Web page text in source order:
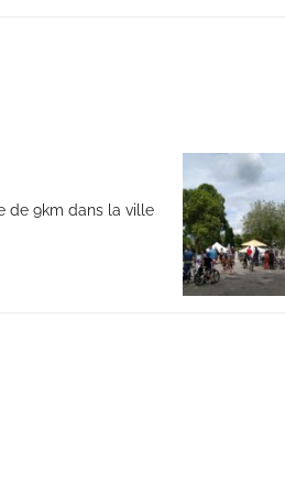
de 9km dans la ville